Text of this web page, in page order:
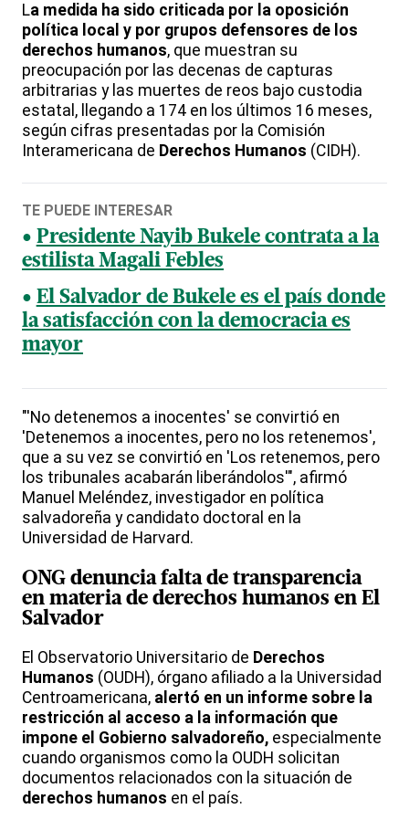
La medida ha sido criticada por la oposición
política local y por grupos defensores de los
derechos humanos, que muestran su
preocupación por las decenas de capturas
arbitrarias y las muertes de reos bajo custodia
estatal, llegando a 174 en los últimos 16 meses,
según cifras presentadas por la Comisión
Interamericana de Derechos Humanos (CIDH).
TE PUEDE INTERESAR
Presidente Nayib Bukele contrata a la
estilista Magali Febles
El Salvador de Bukele es el país donde
la satisfacción con la democracia es
mayor
"'No detenemos a inocentes' se convirtió en
'Detenemos a inocentes, pero no los retenemos',
que a su vez se convirtió en 'Los retenemos, pero
los tribunales acabarán liberándolos'", afirmó
Manuel Meléndez, investigador en política
salvadoreña y candidato doctoral en la
Universidad de Harvard.
ONG denuncia falta de transparencia
en materia de derechos humanos en El
Salvador
El Observatorio Universitario de Derechos
Humanos (OUDH), órgano afiliado a la Universidad
Centroamericana, alertó en un informe sobre la
restricción al acceso a la información que
impone el Gobierno salvadoreño, especialmente
cuando organismos como la OUDH solicitan
documentos relacionados con la situación de
derechos humanos en el país.